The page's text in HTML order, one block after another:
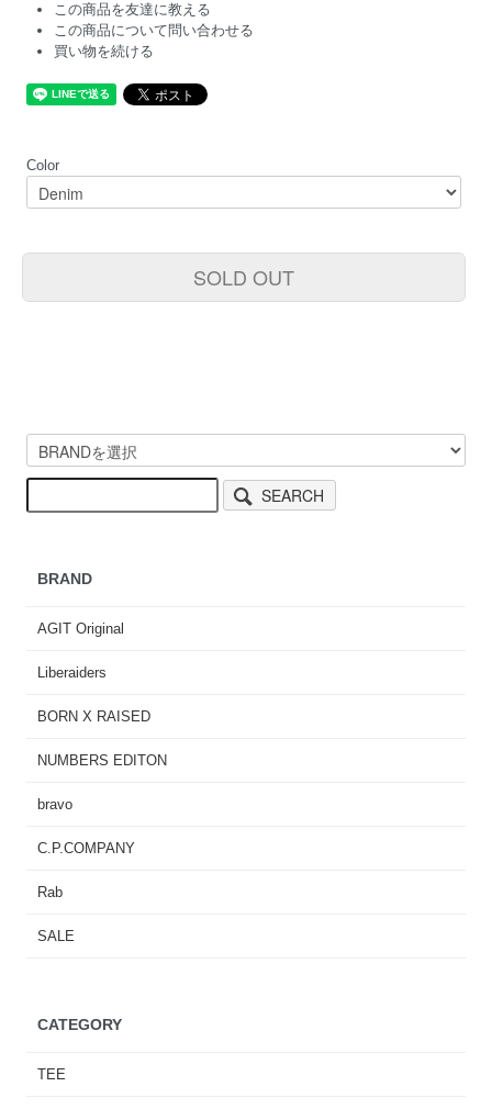
この商品を友達に教える
この商品について問い合わせる
買い物を続ける
Color
SOLD OUT
SEARCH
BRAND
AGIT Original
Liberaiders
BORN X RAISED
NUMBERS EDITON
bravo
C.P.COMPANY
Rab
SALE
CATEGORY
TEE